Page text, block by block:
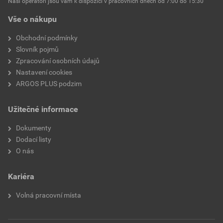
Vše o nákupu
Obchodní podmínky
Slovník pojmů
Zpracování osobních údajů
Nastavení cookies
ARGOS PLUS podzim
Užitečné informace
Dokumenty
Dodací listy
O nás
Kariéra
Volná pracovní místa